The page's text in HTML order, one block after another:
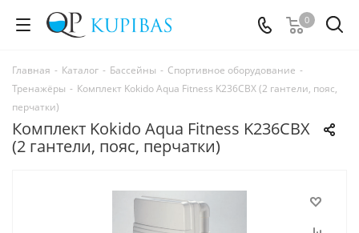
0
Главная - Каталог - Бассейны - Спортивное оборудование -
Тренажёры - Комплект Kokido Aqua Fitness K236CBX (2 гантели, пояс,
перчатки)
Комплект Kokido Aqua Fitness K236CBX
(2 гантели, пояс, перчатки)